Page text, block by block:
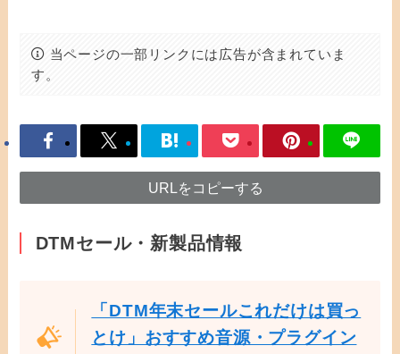
当ページの一部リンクには広告が含まれていま
す。
URLをコピーする
DTMセール・新製品情報
「DTM年末セールこれだけは買っ
とけ」おすすめ音源・プラグイン